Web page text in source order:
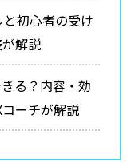
初心者の受け
解説
る？内容・効
ーチが解説